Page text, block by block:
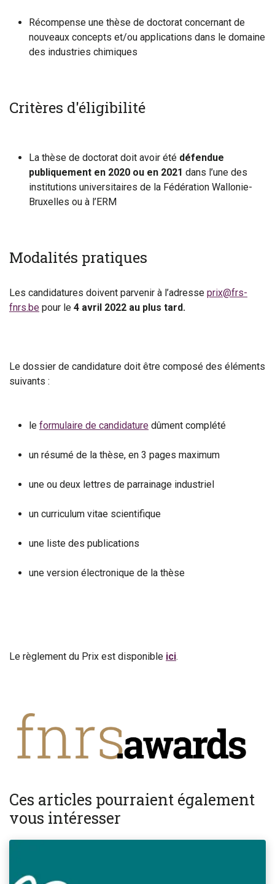
Récompense une thèse de doctorat concernant de
nouveaux concepts et/ou applications dans le domaine
des industries chimiques
Critères d'éligibilité
La thèse de doctorat doit avoir été défendue
publiquement en 2020 ou en 2021 dans l’une des
institutions universitaires de la Fédération Wallonie-
Bruxelles ou à l’ERM​
Modalités pratiques
Les candidatures doivent parvenir à l’adresse prix@frs-
fnrs.be pour le 4 avril 2022 au plus tard.
Le dossier de candidature doit être composé des éléments
suivants :
le formulaire de candidature dûment complété
un résumé de la thèse, en 3 pages maximum
une ou deux lettres de parrainage industriel
un curriculum vitae scientifique
une liste des publications
une version électronique de la thèse
Le règlement du Prix est disponible ici.
Ces articles pourraient également
vous intéresser